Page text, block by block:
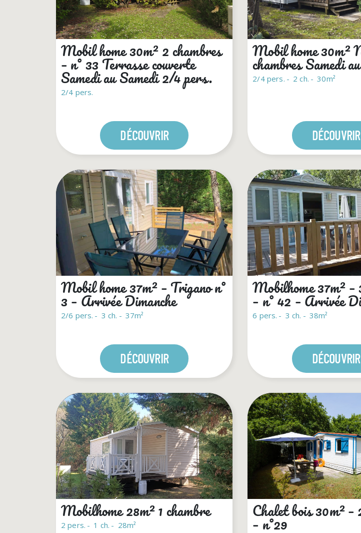
Mobil home 30m² 2 chambres
– n° 33 Terrasse couverte
Samedi au Samedi 2/4 pers.
2/4 pers.
DÉCOUVRIR
Mobil home 30m²
chambres Samedi
2/4 pers. 2 ch. 30m²
DÉCOUVRIR
Mobil home 37m² – Trigano n°
3 – Arrivée Dimanche
2/6 pers. 3 ch. 37m²
DÉCOUVRIR
Mobilhome 37m² –
– n° 42 – Arrivée
6 pers. 3 ch. 38m²
DÉCOUVRIR
Mobilhome 28m² 1 chambre
2 pers. 1 ch. 28m²
Chalet bois 30m² –
– n°29